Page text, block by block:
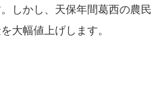
しかし、天保年間葛西の農民
大幅値上げします。